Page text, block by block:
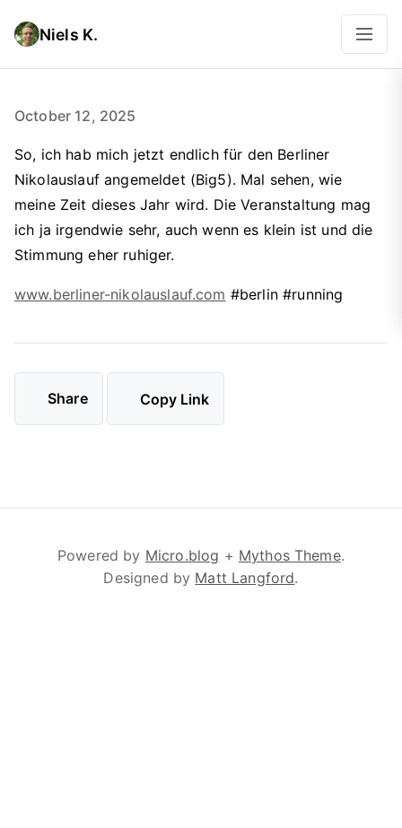
Niels K.
October 12, 2025
So, ich hab mich jetzt endlich für den Berliner
Nikolauslauf angemeldet (Big5). Mal sehen, wie
meine Zeit dieses Jahr wird. Die Veranstaltung mag
ich ja irgendwie sehr, auch wenn es klein ist und die
Stimmung eher ruhiger.
www.berliner-nikolauslauf.com #berlin #running
Share Copy Link
Powered by Micro.blog + Mythos Theme.
Designed by Matt Langford.